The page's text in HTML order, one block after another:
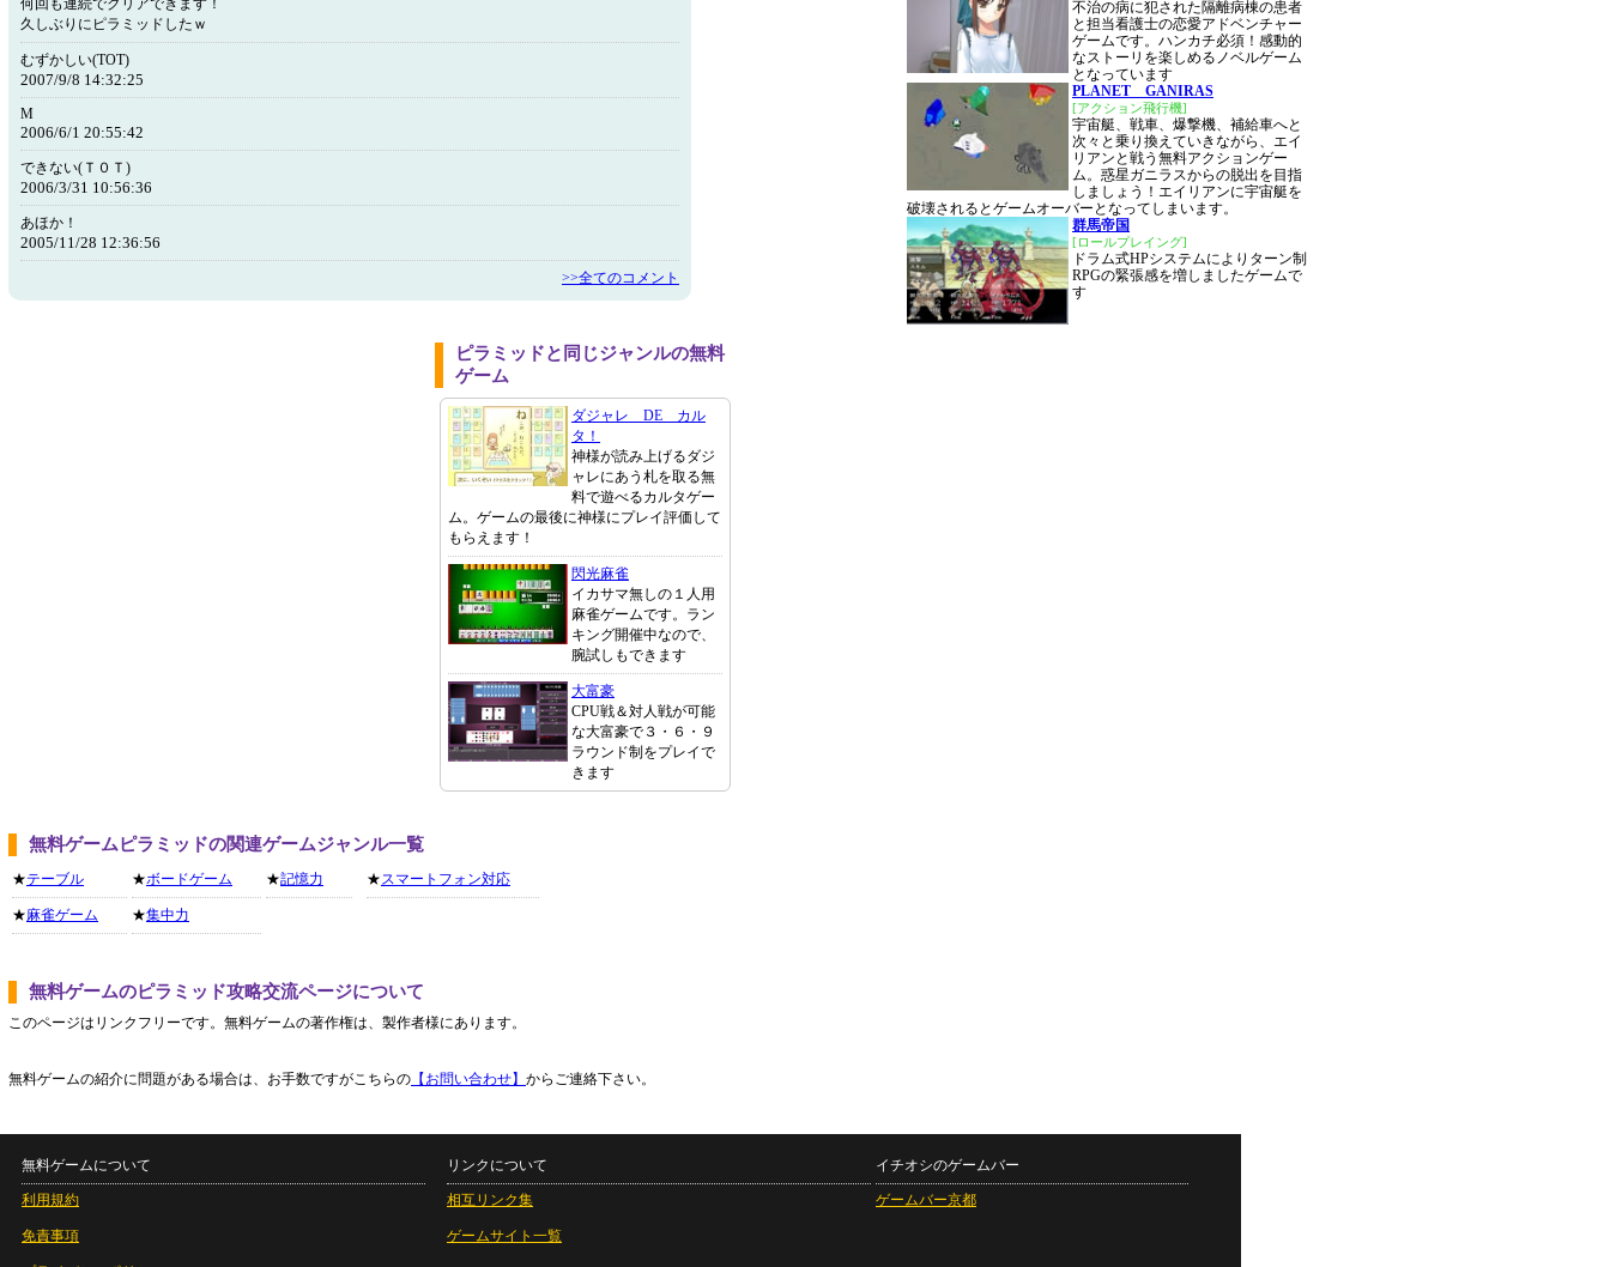
何回も連続でクリアできます！
久しぶりにピラミッドしたｗ
むずかしい(TOT)
2007/9/8 14:32:25
M
2006/6/1 20:55:42
できない(Ｔ０Ｔ)
2006/3/31 10:56:36
あほか！
2005/11/28 12:36:56
>>全てのコメント
ピラミッドと同じジャンルの無料
ゲーム
ダジャレ DE カル
タ！
神様が読み上げるダジ
ャレにあう札を取る無
料で遊べるカルタゲー
ム。ゲームの最後に神様にプレイ評価して
もらえます！
閃光麻雀
イカサマ無しの１人用
麻雀ゲームです。ラン
キング開催中なので、
腕試しもできます
大富豪
CPU戦＆対人戦が可能
な大富豪で３・６・９
ラウンド制をプレイで
きます
無料ゲームピラミッドの関連ゲームジャンル一覧
★テーブル
★麻雀ゲーム
★ボードゲーム
★集中力
★記憶力 ★スマートフォン対応
無料ゲームのピラミッド攻略交流ページについて
このページはリンクフリーです。無料ゲームの著作権は、製作者様にあります。
無料ゲームの紹介に問題がある場合は、お手数ですがこちらの 【お問い合わせ】 からご連絡下さい。
不治の病に犯された隔離病棟の患者
と担当看護士の恋愛アドベンチャー
ゲームです。ハンカチ必須！感動的
なストーリを楽しめるノベルゲーム
となっています
PLANET GANIRAS
[アクション飛行機]
宇宙艇、戦車、爆撃機、補給車へと
次々と乗り換えていきながら、エイ
リアンと戦う無料アクションゲー
ム。惑星ガニラスからの脱出を目指
しましょう！エイリアンに宇宙艇を
破壊されるとゲームオーバーとなってしまいます。
群馬帝国
[ロールプレイング]
ドラム式HPシステムによりターン制
RPGの緊張感を増しましたゲームで
す
無料ゲームについて
利用規約
免責事項
リンクについて
相互リンク集
ゲームサイト一覧
イチオシのゲームバー
ゲームバー京都